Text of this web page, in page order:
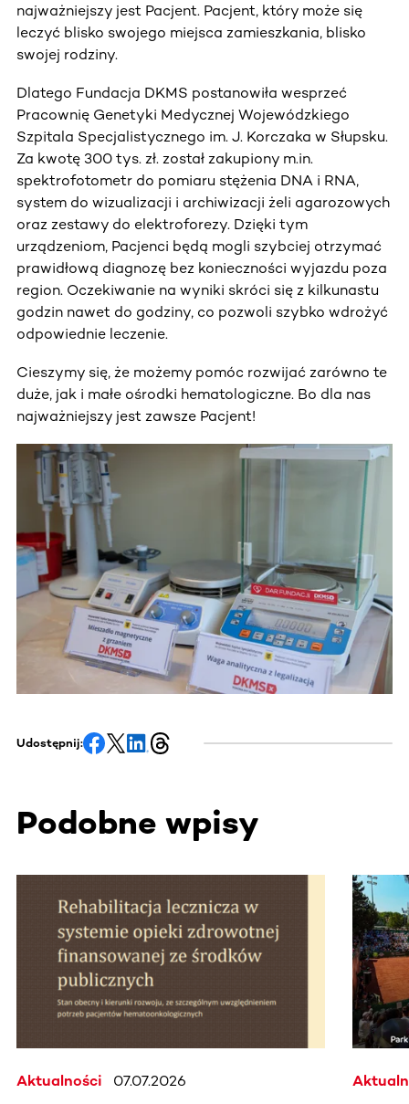
najważniejszy jest Pacjent. Pacjent, który może się
leczyć blisko swojego miejsca zamieszkania, blisko
swojej rodziny.
Dlatego Fundacja DKMS postanowiła wesprzeć
Pracownię Genetyki Medycznej Wojewódzkiego
Szpitala Specjalistycznego im. J. Korczaka w Słupsku.
Za kwotę 300 tys. zł. został zakupiony m.in.
spektrofotometr do pomiaru stężenia DNA i RNA,
system do wizualizacji i archiwizacji żeli agarozowych
oraz zestawy do elektroforezy. Dzięki tym
urządzeniom, Pacjenci będą mogli szybciej otrzymać
prawidłową diagnozę bez konieczności wyjazdu poza
region. Oczekiwanie na wyniki skróci się z kilkunastu
godzin nawet do godziny, co pozwoli szybko wdrożyć
odpowiednie leczenie.
Cieszymy się, że możemy pomóc rozwijać zarówno te
duże, jak i małe ośrodki hematologiczne. Bo dla nas
najważniejszy jest zawsze Pacjent!
Udostępnij:
Podobne wpisy
Ta sekcja zawiera treści przewijane w poziomie. Użyj
Aktualności 07.07.2026